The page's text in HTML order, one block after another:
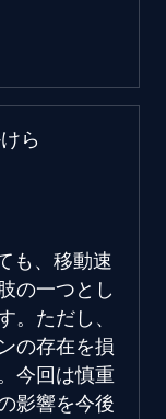
ら
も、移動速
の一つとし
。ただし、
の存在を損
今回は慎重
影響を今後